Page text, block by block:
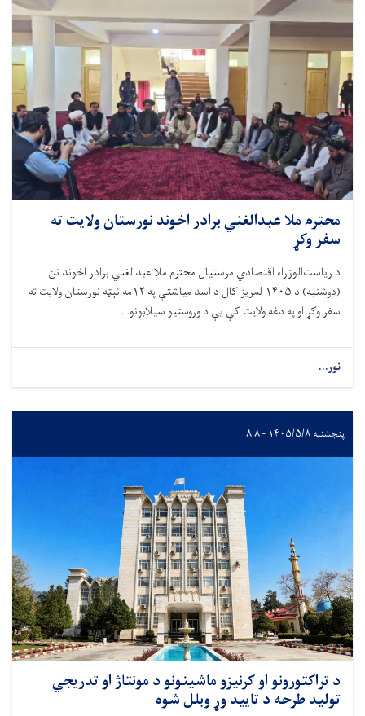
محترم ملا عبدالغني برادر اخوند نورستان ولایت ته
سفر وکړ
د ریاست‌الوزراء اقتصادي مرستیال محترم ملا عبدالغني برادر اخوند نن
(دوشنبه) د ۱۴۰۵ لمریز کال د اسد میاشتې په ۱۲مه نېټه نورستان ولایت ته
سفر وکړ او په دغه ولایت کې يې د وروستیو سیلابونو. . .
نور...
پنجشنبه ۱۴۰۵/۵/۸ - ۸:۸
د تراکتورونو او کرنیزو ماشینونو د مونتاژ او تدریجي
تولید طرحه د تایید وړ وبلل شوه